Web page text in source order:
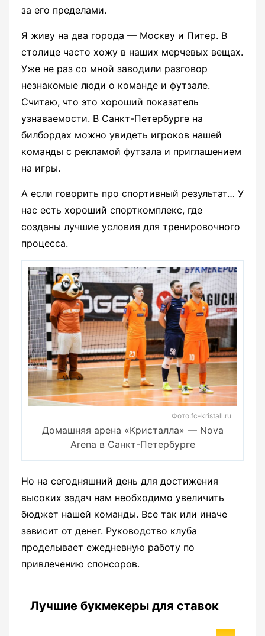
за его пределами.
Я живу на два города — Москву и Питер. В
столице часто хожу в наших мерчевых вещах.
Уже не раз со мной заводили разговор
незнакомые люди о команде и футзале.
Считаю, что это хороший показатель
узнаваемости. В Санкт-Петербурге на
билбордах можно увидеть игроков нашей
команды с рекламой футзала и приглашением
на игры.
А если говорить про спортивный результат… У
нас есть хороший спорткомплекс, где
созданы лучшие условия для тренировочного
процесса.
Фото:fc-kristall.ru
Домашняя арена «Кристалла» — Nova
Arena в Санкт-Петербурге
Но на сегодняшний день для достижения
высоких задач нам необходимо увеличить
бюджет нашей команды. Все так или иначе
зависит от денег. Руководство клуба
проделывает ежедневную работу по
привлечению спонсоров.
Лучшие букмекеры для ставок